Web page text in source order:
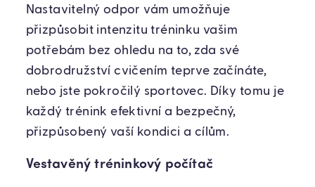
Nastavitelný odpor vám umožňuje
přizpůsobit intenzitu tréninku vašim
potřebám bez ohledu na to, zda své
dobrodružství cvičením teprve začínáte,
nebo jste pokročilý sportovec. Díky tomu je
každý trénink efektivní a bezpečný,
přizpůsobený vaší kondici a cílům.
Vestavěný tréninkový počítač